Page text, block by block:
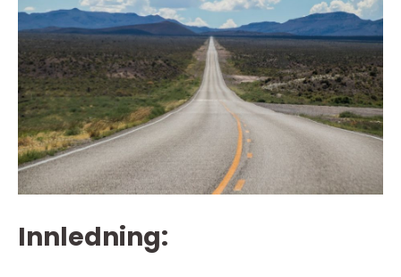
Innledning: